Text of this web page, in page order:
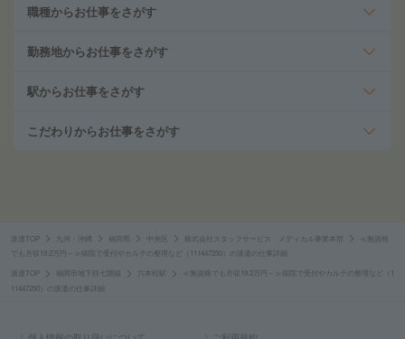
職種からお仕事をさがす
勤務地からお仕事をさがす
駅からお仕事をさがす
こだわりからお仕事をさがす
派遣TOP 九州・沖縄 福岡県 中央区 株式会社スタッフサービス メディカル事業本部
≪無資格
でも月収19.2万円～≫病院で受付やカルテの整理など（111447250）の派遣の仕事詳細
派遣TOP 福岡市地下鉄七隈線 六本松駅
≪無資格でも月収19.2万円～≫病院で受付やカルテの整理など（1
11447250）の派遣の仕事詳細